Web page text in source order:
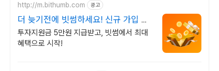
http://m.bithumb.com 광고
더 늦기전에 빗썸하세요! 신규 가입 시
5만원 혜택
투자지원금 5만원 지급받고, 빗썸에서 최대
혜택으로 시작!